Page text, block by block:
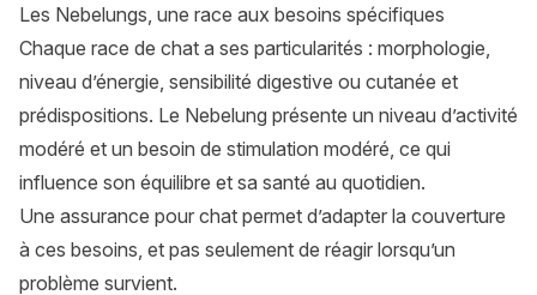
Les Nebelungs, une race aux besoins spécifiques
Chaque race de chat a ses particularités : morphologie,
niveau d’énergie, sensibilité digestive ou cutanée et
prédispositions. Le Nebelung présente un niveau d’activité
modéré et un besoin de stimulation modéré, ce qui
influence son équilibre et sa santé au quotidien.
Une assurance pour chat permet d’adapter la couverture
à ces besoins, et pas seulement de réagir lorsqu’un
problème survient.